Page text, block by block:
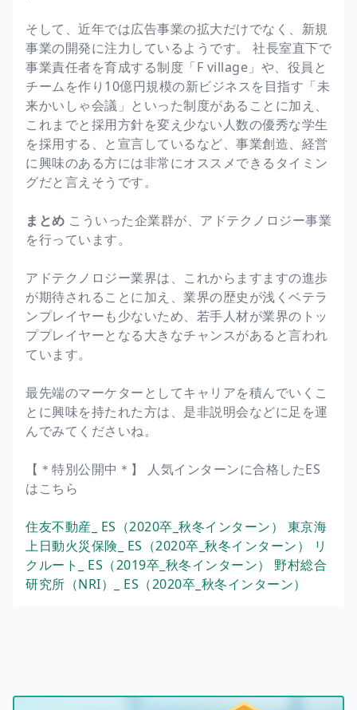
そして、近年では広告事業の拡大だけでなく、新規
事業の開発に注力しているようです。 社長室直下で
事業責任者を育成する制度「F village」や、役員と
チームを作り10億円規模の新ビジネスを目指す「未
来かいしゃ会議」といった制度があることに加え、
これまでと採用方針を変え少ない人数の優秀な学生
を採用する、と宣言しているなど、事業創造、経営
に興味のある方には非常にオススメできるタイミン
グだと言えそうです。
まとめ こういった企業群が、アドテクノロジー事業
を行っています。
アドテクノロジー業界は、これからますますの進歩
が期待されることに加え、業界の歴史が浅くベテラ
ンプレイヤーも少ないため、若手人材が業界のトッ
ププレイヤーとなる大きなチャンスがあると言われ
ています。
最先端のマーケターとしてキャリアを積んでいくこ
とに興味を持たれた方は、是非説明会などに足を運
んでみてくださいね。
【＊特別公開中＊】 人気インターンに合格したES
はこちら
住友不動産_ ES（2020卒_秋冬インターン） 東京海
上日動火災保険_ ES（2020卒_秋冬インターン）
リ
クルート_ ES（2019卒_秋冬インターン） 野村総合
研究所（NRI）_ ES（2020卒_秋冬インターン）